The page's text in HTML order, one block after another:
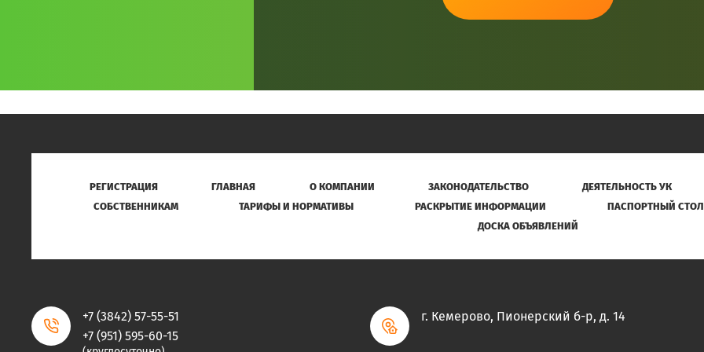
РЕГИСТРАЦИЯ ГЛАВНАЯ О КОМПАНИИ ЗАКОНОДАТЕЛЬСТВО ДЕЯТЕЛЬНОСТЬ УК
СОБСТВЕННИКАМ
ТАРИФЫ И НОРМАТИВЫ РАСКРЫТИЕ ИНФОРМАЦИИ ПАСПОРТНЫЙ СТОЛ
ДОСКА ОБЪЯВЛЕНИЙ
г. Кемерово, Пионерский б-р, д. 14
+7 (3842) 57-55-51
+7 (951) 595-60-15